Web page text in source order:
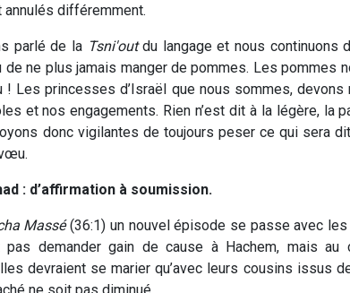
différemment.
parlé de la Tsni'outdu langage et nous continuons
ne plus jamais manger de pommes. Les pommes
! Les princesses d’Israël que nous sommes,
et nos engagements. Rien n’est dit à la légère, la
donc vigilantes de toujours peser ce qui sera
: d’affirmation à soumission.
Massé(36:1) un nouvel épisode se passe avec
demander gain de cause à Hachem, mais au
devraient se marier qu’avec leurs cousins issus